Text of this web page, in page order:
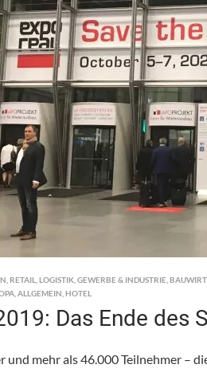
RETAIL LOGISTIK GEWERBE & INDUSTRIE
ALLGEMEIN HOTEL
Das Ende des
und mehr als 46.000 Teilnehmer –